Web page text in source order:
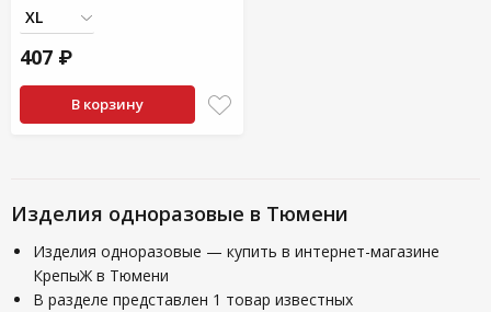
407 ₽
В корзину
Изделия одноразовые в Тюмени
Изделия одноразовые — купить в интернет-магазине
КрепыЖ в Тюмени
В разделе представлен 1 товар известных